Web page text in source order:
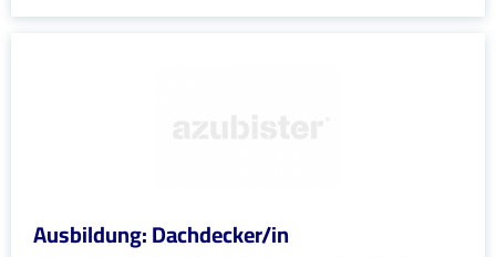
Ausbildung: Dachdecker/in